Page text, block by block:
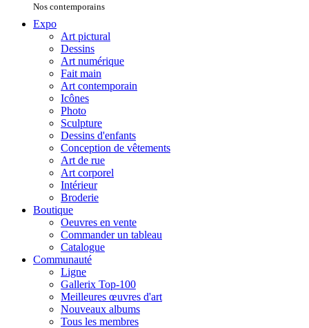
Nos contemporains
Expo
Art pictural
Dessins
Art numérique
Fait main
Art contemporain
Icônes
Photo
Sculpture
Dessins d'enfants
Conception de vêtements
Art de rue
Art corporel
Intérieur
Broderie
Boutique
Oeuvres en vente
Commander un tableau
Catalogue
Communauté
Ligne
Gallerix Top-100
Meilleures œuvres d'art
Nouveaux albums
Tous les membres